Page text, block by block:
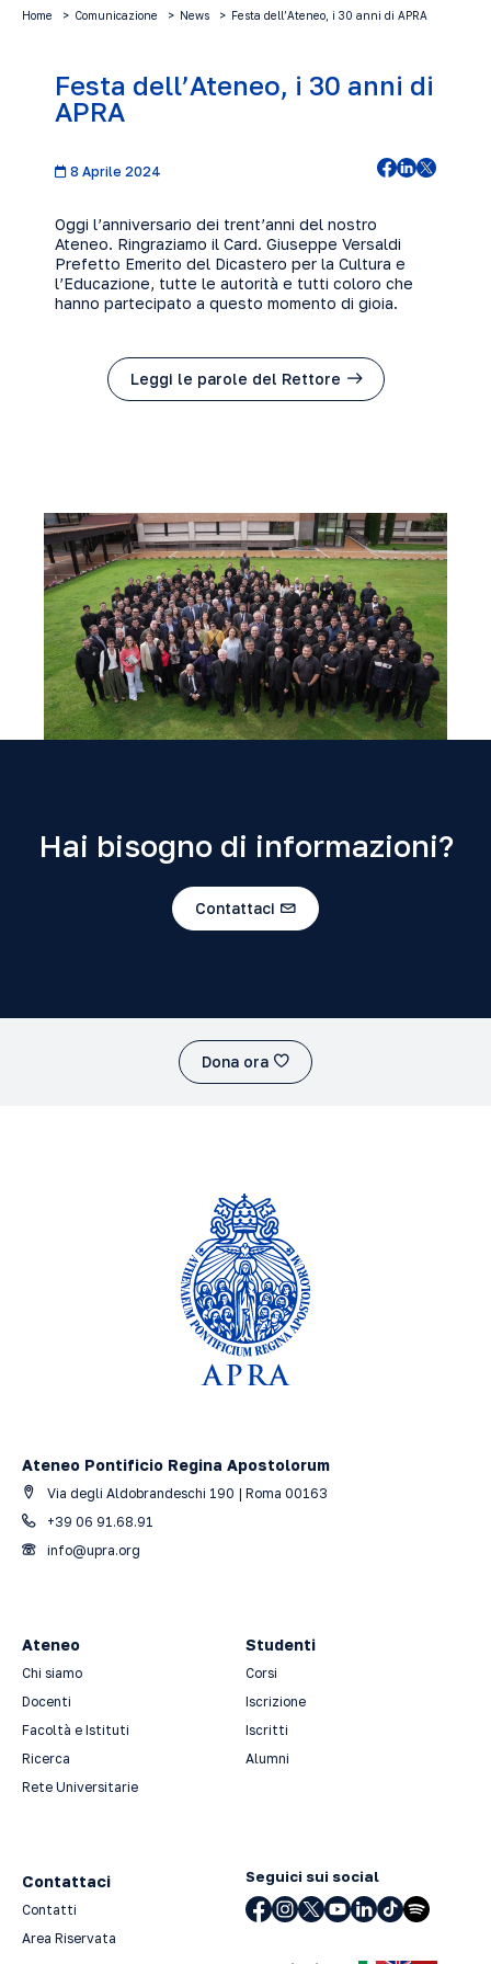
Home Comunicazione News Festa dell’Ateneo, i 30 anni di APRA
Festa dell’Ateneo, i 30 anni di
APRA
8 Aprile 2024
Oggi l’anniversario dei trent’anni del nostro
Ateneo. Ringraziamo il Card. Giuseppe Versaldi
Prefetto Emerito del Dicastero per la Cultura e
l’Educazione, tutte le autorità e tutti coloro che
hanno partecipato a questo momento di gioia.
Leggi le parole del Rettore
Hai bisogno di informazioni?
Contattaci
Dona ora
Ateneo Pontificio Regina Apostolorum
Via degli Aldobrandeschi 190 | Roma 00163
+39 06 91.68.91
info@upra.org
Ateneo
Chi siamo
Docenti
Facoltà e Istituti
Ricerca
Rete Universitarie
Studenti
Corsi
Iscrizione
Iscritti
Alumni
Contattaci
Contatti
Area Riservata
Seguici sui social